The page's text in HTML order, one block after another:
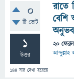
0
টি ভোট
1
উত্তর
144 বার দেখা হয়েছে
রাতে
বেশি
20